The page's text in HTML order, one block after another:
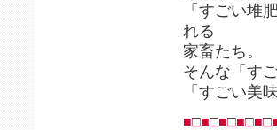
「すごい堆
れる
家畜たち。
そんな「す
「すごい美